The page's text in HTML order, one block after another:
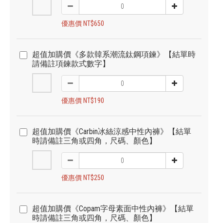
優惠價 NT$650
超值加購價《多款韓系潮流鈦鋼項鍊》【結單時
請備註項鍊款式數字】
優惠價 NT$190
超值加購價《Carbin冰絲涼感中性內褲》【結單
時請備註三角或四角，尺碼、顏色】
優惠價 NT$250
超值加購價《Copam字母素面中性內褲》【結單
時請備註三角或四角，尺碼、顏色】